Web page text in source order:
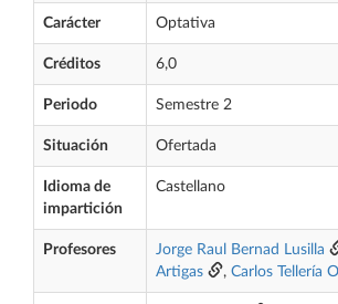
Carácter Optativa
Créditos 6,0
Periodo Semestre 2
Situación Ofertada
Idioma de
impartición
Castellano
Profesores Jorge Raul Bernad Lusilla
Artigas
, Carlos Tellería